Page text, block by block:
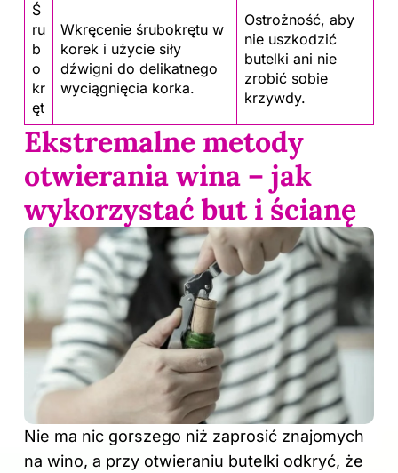
Ś
ru
b
o
kr
ęt
Wkręcenie śrubokrętu w
korek i użycie siły
dźwigni do delikatnego
wyciągnięcia korka.
Ostrożność, aby
nie uszkodzić
butelki ani nie
zrobić sobie
krzywdy.
Ekstremalne metody
otwierania wina – jak
wykorzystać but i ścianę
Nie ma nic gorszego niż zaprosić znajomych
na wino, a przy otwieraniu butelki odkryć, że